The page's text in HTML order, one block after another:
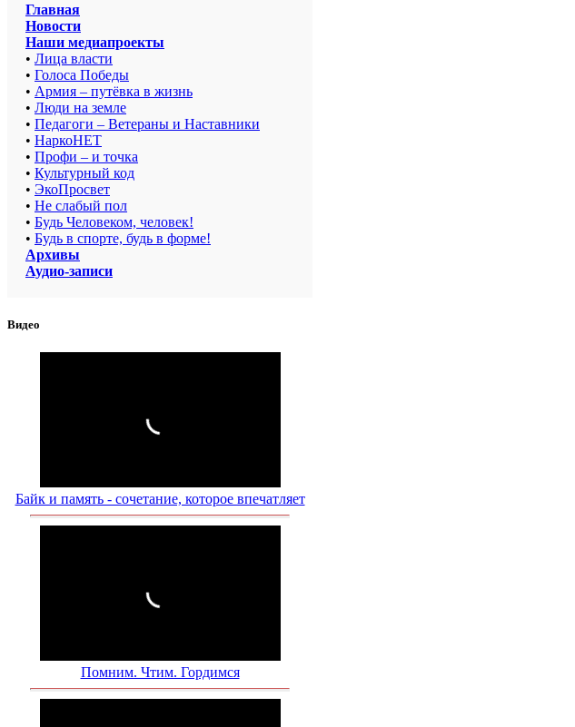
Главная
Новости
Наши медиапроекты
• Лица власти
• Голоса Победы
• Армия – путёвка в жизнь
• Люди на земле
• Педагоги – Ветераны и Наставники
• НаркоНЕТ
• Профи – и точка
• Культурный код
• ЭкоПросвет
• Не слабый пол
• Будь Человеком, человек!
• Будь в спорте, будь в форме!
Архивы
Аудио-записи
Видео
Байк и память - сочетание, которое впечатляет
Помним. Чтим. Гордимся